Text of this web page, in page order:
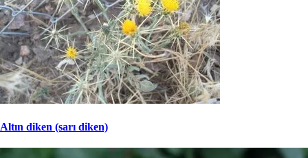
Altın diken (sarı diken)